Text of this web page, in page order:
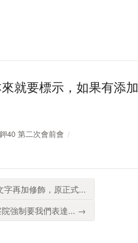
就要標示，如果有添
40 第二次會前會
再加修飾，原正式...
院強制要我們表達... →